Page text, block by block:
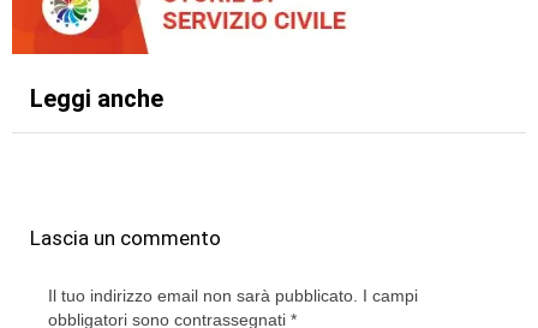
Leggi anche
Lascia un commento
Il tuo indirizzo email non sarà pubblicato. I campi
obbligatori sono contrassegnati *